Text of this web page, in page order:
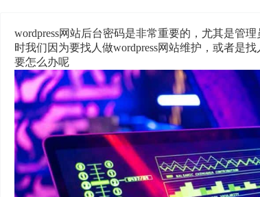
wordpress网站后台密码是非常重要的，尤其是管
时我们因为要找人做wordpress网站维护，或者是
要怎么办呢